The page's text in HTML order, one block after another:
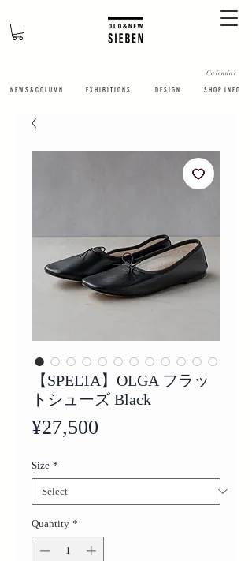
N E W S & C O L U M N
Calendar
​E X H I B I T I O N S D E S I G N S H O P I N F O
【SPELTA】OLGA フラッ
トシューズ Black
¥27,500
Size *
Quantity *